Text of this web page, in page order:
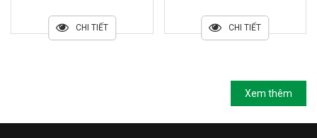
CHI TIẾT CHI TIẾT
Xem thêm